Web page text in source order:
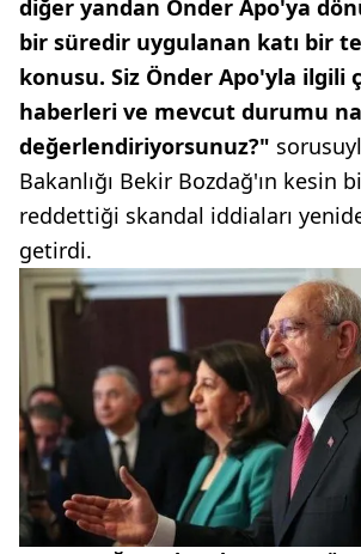
diğer yandan Önder Apo'ya
bir süredir uygulanan katı bir
konusu. Siz Önder Apo'yla ilgili
haberleri ve mevcut durumu
değerlendiriyorsunuz?"
Bakanlığı Bekir Bozdağ'ın kesin
reddettiği skandal iddiaları
getirdi.